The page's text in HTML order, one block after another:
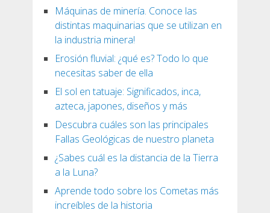
Máquinas de minería. Conoce las
distintas maquinarias que se utilizan en
la industria minera!
Erosión fluvial: ¿qué es? Todo lo que
necesitas saber de ella
El sol en tatuaje: Significados, inca,
azteca, japones, diseños y más
Descubra cuáles son las principales
Fallas Geológicas de nuestro planeta
¿Sabes cuál es la distancia de la Tierra
a la Luna?
Aprende todo sobre los Cometas más
increíbles de la historia